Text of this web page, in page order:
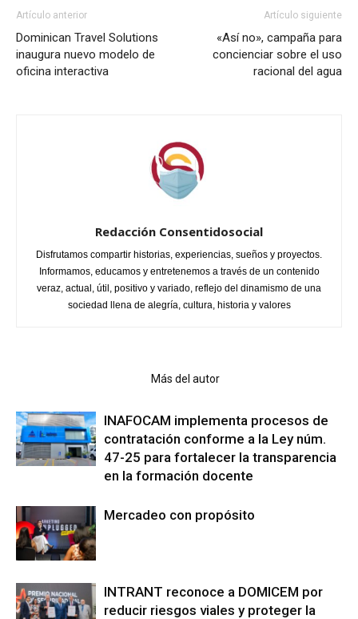
Artículo anterior
Dominican Travel Solutions
inaugura nuevo modelo de
oficina interactiva
Artículo siguiente
«Así no», campaña para
concienciar sobre el uso
racional del agua
Redacción Consentidosocial
Disfrutamos compartir historias, experiencias, sueños y proyectos.
Informamos, educamos y entretenemos a través de un contenido
veraz, actual, útil, positivo y variado, reflejo del dinamismo de una
sociedad llena de alegría, cultura, historia y valores
Más del autor
INAFOCAM implementa procesos de
contratación conforme a la Ley núm.
47-25 para fortalecer la transparencia
en la formación docente
Mercadeo con propósito
INTRANT reconoce a DOMICEM por
reducir riesgos viales y proteger la